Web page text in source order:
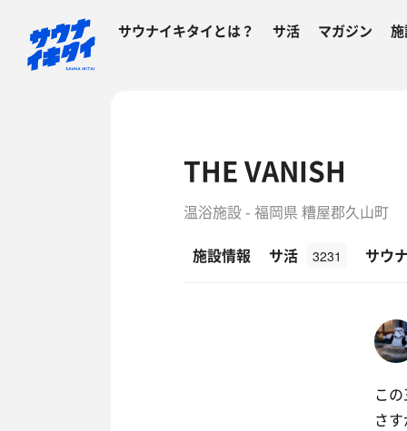
サウナイキタイとは？ サ活 マガジン
THE VANISH
温浴施設 - 福岡県 糟屋郡久山町
施設情報
サ活 3231 サウ
こ
さ